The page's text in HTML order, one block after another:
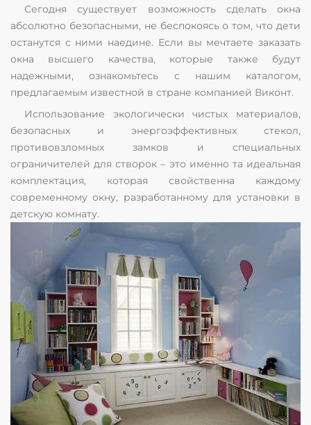
Сегодня существует возможность сделать окна
абсолютно безопасными, не беспокоясь о том, что дети
останутся с ними наедине. Если вы мечтаете заказать
окна высшего качества, которые также будут
надежными, ознакомьтесь с нашим каталогом,
предлагаемым известной в стране компанией Виконт.
Использование экологически чистых материалов,
безопасных и энергоэффективных стекол,
противовзломных замков и специальных
ограничителей для створок – это именно та идеальная
комплектация, которая свойственна каждому
современному окну, разработанному для установки в
детскую комнату.